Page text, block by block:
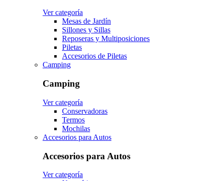
Ver categoría
Mesas de Jardín
Sillones y Sillas
Reposeras y Multiposiciones
Piletas
Accesorios de Piletas
Camping
Camping
Ver categoría
Conservadoras
Termos
Mochilas
Accesorios para Autos
Accesorios para Autos
Ver categoría